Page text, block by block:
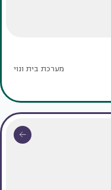
מערכת בית ונוי